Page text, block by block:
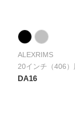
ALEXRIMS
20インチ（406）
DA16